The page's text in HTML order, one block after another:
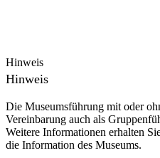
Hinweis
Hinweis
Die Museumsführung mit oder
Vereinbarung auch als
Weitere Informationen erhalten
die Information des Museums.